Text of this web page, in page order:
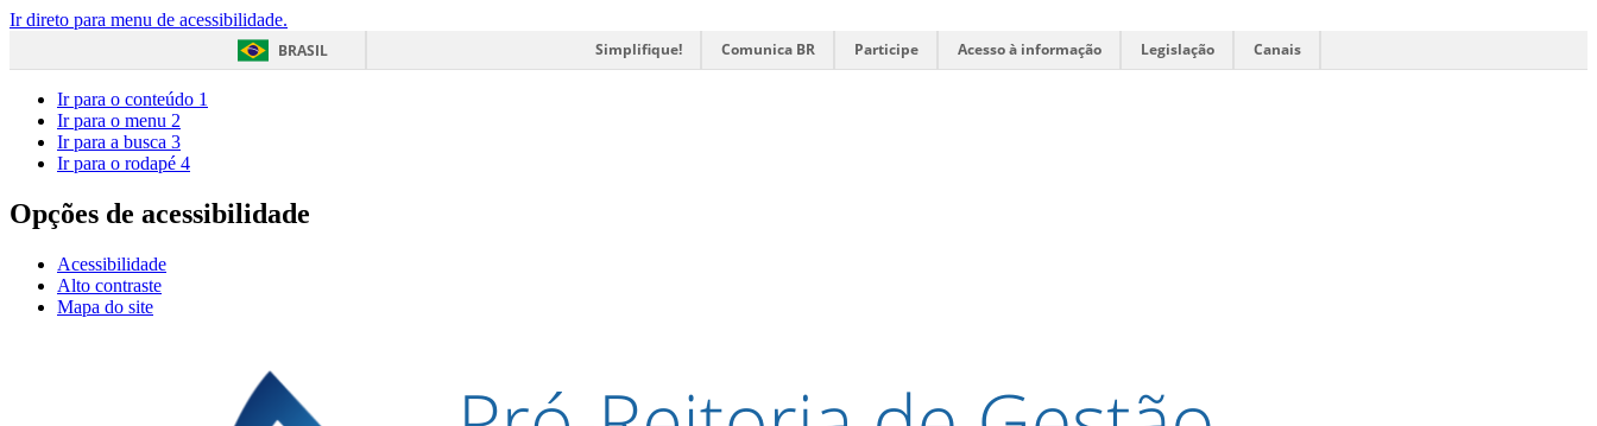
Ir direto para menu de acessibilidade.
BRASIL
Simplifique! Comunica BR Participe Acesso à informação Legislação Canais
Ir para o conteúdo 1
Ir para o menu 2
Ir para a busca 3
Ir para o rodapé 4
Opções de acessibilidade
Acessibilidade
Alto contraste
Mapa do site